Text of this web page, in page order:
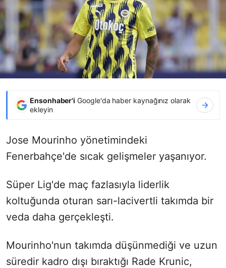
Ensonhaber'i Google'da haber kaynağınız olarak
ekleyin
Jose Mourinho yönetimindeki
Fenerbahçe'de sıcak gelişmeler yaşanıyor.
Süper Lig'de maç fazlasıyla liderlik
koltuğunda oturan sarı-lacivertli takımda bir
veda daha gerçekleşti.
Mourinho'nun takımda düşünmediği ve uzun
süredir kadro dışı bıraktığı Rade Krunic,